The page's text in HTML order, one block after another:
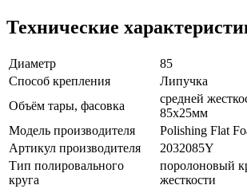
Технические
Диаметр
85
Способ крепления
Липучка
Объём тары, фасовка
cредней
85x25мм
Модель производителя
Polishing Flat
Артикул производителя
2032085Y
Тип полировального
круга
поролоновый
жесткости